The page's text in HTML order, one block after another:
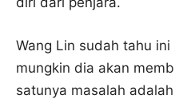
Wang Lin sudah tahu
mungkin dia akan
satunya masalah